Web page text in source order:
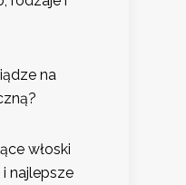
na
włoski
i najlepsze